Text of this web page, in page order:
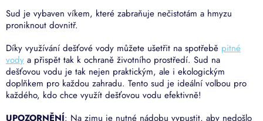
Sud je vybaven víkem, které zabraňuje nečistotám a hmyzu
proniknout dovnitř.
Díky využívání dešťové vody můžete ušetřit na spotřebě pitné
vody a přispět tak k ochraně životního prostředí. Sud na
dešťovou vodu je tak nejen praktickým, ale i ekologickým
doplňkem pro každou zahradu. Tento sud je ideální volbou pro
každého, kdo chce využít dešťovou vodu efektivně!
UPOZORNĚNÍ: Na zimu je nutné nádobu vypustit, aby nedošlo